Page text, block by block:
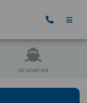
cruceros